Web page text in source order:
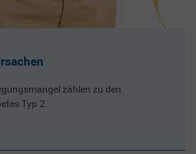
zählen zu den
Typ 2.